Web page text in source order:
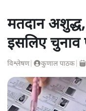
मतदान
इसलिए चुनाव
विश्लेषण| कुणाल पाठक